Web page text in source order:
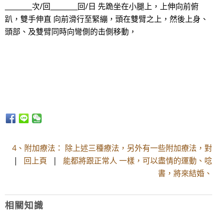
________次/回________回/日 先跪坐在小腿上，上伸向前俯
趴，雙手伸直 向前滑行至緊繃，頭在雙臂之上，然後上身、
頭部、及雙臂同時向彎側的击側移動，
4、附加療法： 除上述三種療法，另外有一些附加療法，對
| 回上頁 | 能都將跟正常人 一樣，可以盡情的運動、唸
書，將來結婚、
相關知識